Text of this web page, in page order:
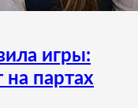
игры:
партах